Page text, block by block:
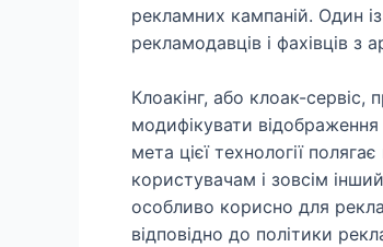
рекламних кампаній. Один
рекламодавців і фахівців з
Клоакінг, або клоак-
модифікувати
мета цієї технології
користувачам і зовсім
особливо корисно для
відповідно до політики